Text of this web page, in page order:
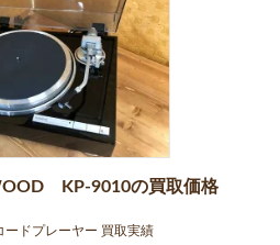
KP-9010の買取価格
ードプレーヤー 買取実績